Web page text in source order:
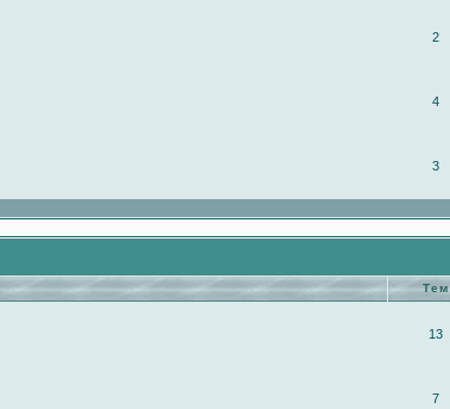
2
4
3
Тем
13
7